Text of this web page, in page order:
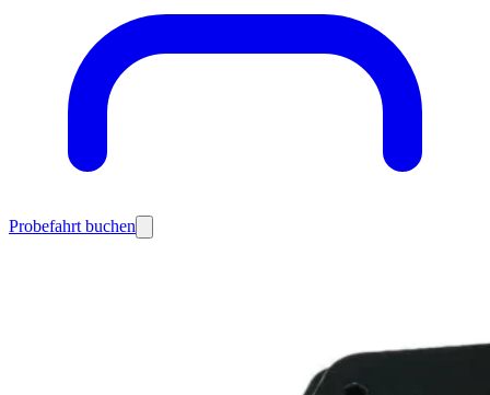
Probefahrt buchen